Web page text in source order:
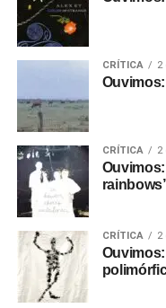
CRÍTICA 2
Ouvimos:
CRÍTICA 2
Ouvimos:
CRÍTICA 2